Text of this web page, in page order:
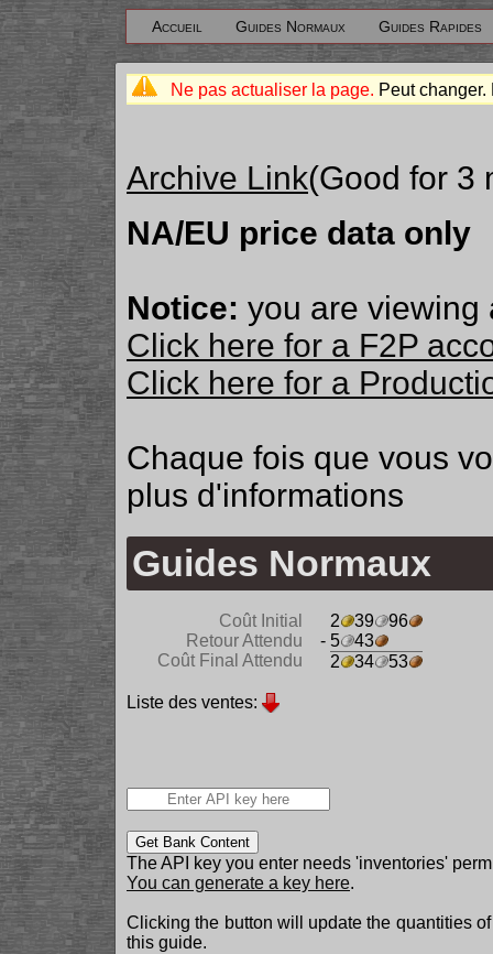
Accueil Guides Normaux Guides Rapides
Ne pas actualiser la page. Peut
Archive Link(Good for 3
NA/EU price data only
Notice: you are viewing
Click here for a F2P
Click here for a
Chaque fois que vous
plus d'informations
Guides Normaux
Coût Initial 2 39
96
Retour Attendu
- 5
43
Coût Final Attendu
2 34 53
Liste des ventes:
Get Bank Content
The API key you enter needs 'inventories'
You can generate a key here.
Clicking the button will update the quantities
this guide.